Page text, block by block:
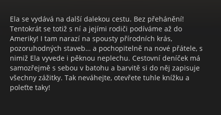
Ela se vydává na další dalekou cestu. Bez přehánění!
Tentokrát se totiž s ní a jejími rodiči podíváme až do
Ameriky! I tam narazí na spousty přírodních krás,
pozoruhodných staveb… a pochopitelně na nové přátele, s
nimiž Ela vyvede i pěknou neplechu. Cestovní deníček má
samozřejmě s sebou v batohu a barvitě si do něj zapisuje
všechny zážitky. Tak neváhejte, otevřete tuhle knížku a
poleťte taky!